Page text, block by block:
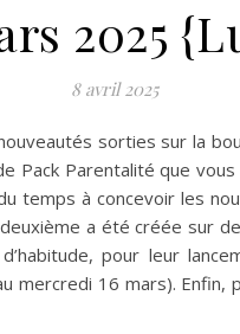
2025
8 avril 2025
sorties sur la
Pack Parentalité que
temps à concevoir les
a été créée sur
pour leur
mercredi 16 mars).